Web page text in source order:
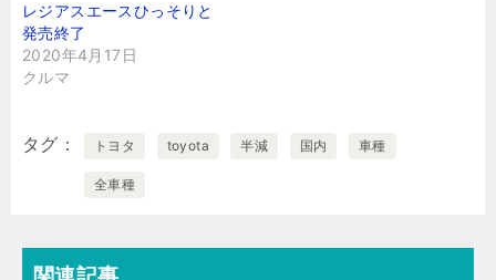
レジアスエースひっそりと
発売終了
2020年4月17日
クルマ
タグ トヨタ toyota 半減 国内 車種
全車種